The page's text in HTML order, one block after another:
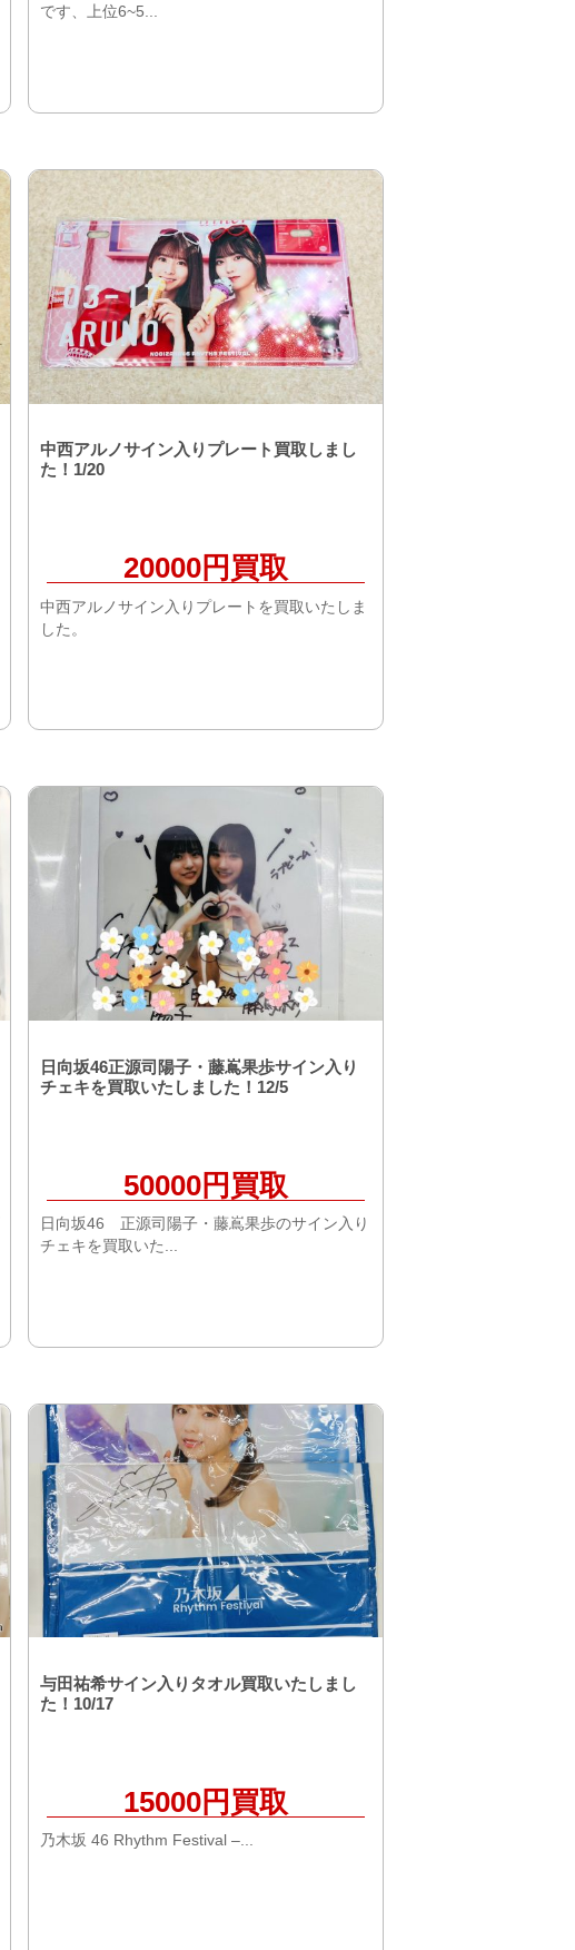
です、上位6~5...
中西アルノサイン入りプレート買取しまし
た！1/20
20000円買取
中西アルノサイン入りプレートを買取いたしま
した。
日向坂46正源司陽子・藤嶌果歩サイン入り
チェキを買取いたしました！12/5
50000円買取
日向坂46 正源司陽子・藤嶌果歩のサイン入り
チェキを買取いた...
与田祐希サイン入りタオル買取いたしまし
た！10/17
15000円買取
乃木坂 46 Rhythm Festival –...